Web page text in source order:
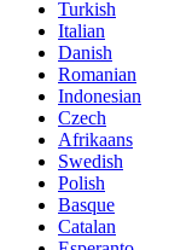
Turkish
Italian
Danish
Romanian
Indonesian
Czech
Afrikaans
Swedish
Polish
Basque
Catalan